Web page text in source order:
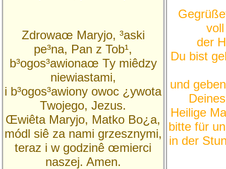
Zdrowaœ Maryjo, ³aski
pe³na, Pan z Tob¹,
b³ogos³awionaœ Ty miêdzy
niewiastami,
i b³ogos³awiony owoc ¿ywota
Twojego, Jezus.
Œwiêta Maryjo, Matko Bo¿a,
módl siê za nami grzesznymi,
teraz i w godzinê œmierci
naszej. Amen.
der
Du bist
und
Heilige
bitte für
in der